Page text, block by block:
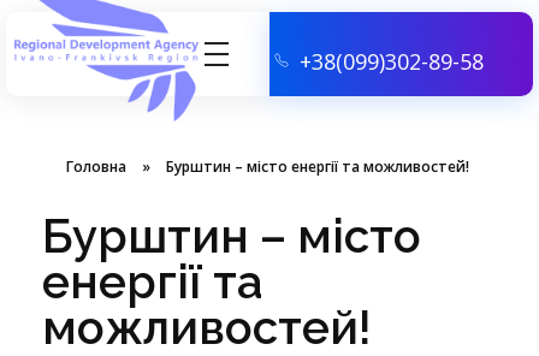
+38(099)302-89-58
Головна » Бурштин – місто енергії та можливостей!
Бурштин – місто
енергії та
можливостей!